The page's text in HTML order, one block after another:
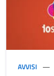
AVVISI